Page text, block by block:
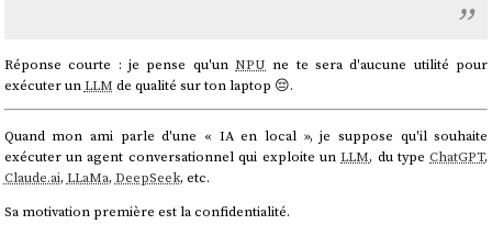
Réponse courte : je pense qu'un NPU ne te sera d'aucune utilité pour
exécuter unLLM de qualité sur ton laptop 😔.
Quand mon ami parle d'une « IA en local », je suppose qu'il souhaite
exécuter un agent conversationnel qui exploite unLLM, du typeChatGPT,
Claude.ai, LLaMa, DeepSeek, etc.
Sa motivation première est la confidentialité.